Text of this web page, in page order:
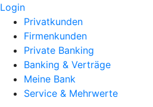
Login
Privatkunden
Firmenkunden
Private Banking
Banking & Verträge
Meine Bank
Service & Mehrwerte